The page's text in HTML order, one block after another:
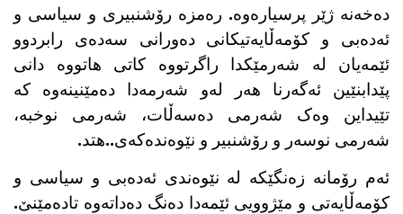
دەخەنە ژێر پرسیارەوە. رەمزە رۆشنبیری و سیاسی و
ئەدەبی و کۆمەڵایەتیکانی دەورانی سەدەی رابردوو
ئێمەیان لە شەرمێکدا راگرتووە کاتی هاتووە دانی
پێدابنێین ئەگەرنا هەر لەو شەرمەدا دەمێنینەوە کە
تێیداین وەک شەرمی دەسەڵات، شەرمی نوخبە،
شەرمی نوسەر و رۆشنبیر و نێوەندەکەی..هتد.
ئەم رۆمانە زەنگێکە لە نێوەندی ئەدەبی و سیاسی و
کۆمەڵایەتی و مێژوویی ئێمەدا دەنگ دەداتەوە تادەمێنێ.